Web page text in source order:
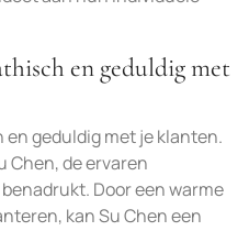
en geduldig met
geduldig met je klanten.
Chen, de ervaren
Door een warme
kan Su Chen een